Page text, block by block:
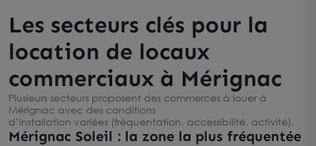
Les secteurs clés pour la
location de locaux
commerciaux à Mérignac
Plusieurs secteurs proposent des commerces à louer à
Mérignac avec des conditions
d’installation variées (fréquentation, accessibilité, activité).
Mérignac Soleil : la zone la plus fréquentée